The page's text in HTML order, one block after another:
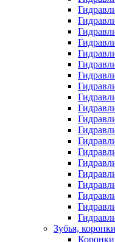
Зубья,
Коронки